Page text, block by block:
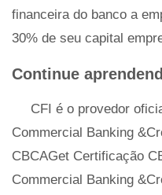
financeira do banco a
30% de seu capital
Continue
CFI é o provedor
Commercial Banking
CBCAGet Certificação
Commercial Banking